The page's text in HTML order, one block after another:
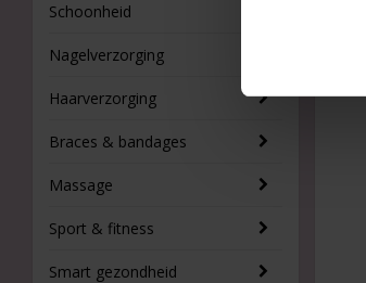
Schoonheid
Nagelverzorging
Haarverzorging
Braces & bandages
Massage
Sport & fitness
Smart gezondheid